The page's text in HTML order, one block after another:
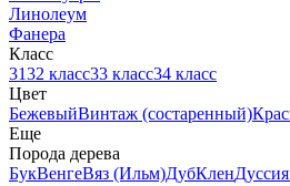
Линолеум
Фанера
Класс
3132 класс33 класс34 класс
Цвет
БежевыйВинтаж (состаренный)
Еще
Порода дерева
БукВенгеВяз (Ильм)ДубКлен